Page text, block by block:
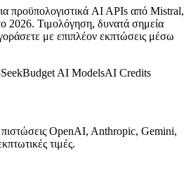
προϋπολογιστικά AI APIs από Mistral,
2026. Τιμολόγηση, δυνατά σημεία
με επιπλέον εκπτώσεις μέσω
Budget AI ModelsAI Credits
OpenAI, Anthropic, Gemini,
τιμές.